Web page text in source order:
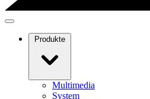
Produkte
Multimedia
System